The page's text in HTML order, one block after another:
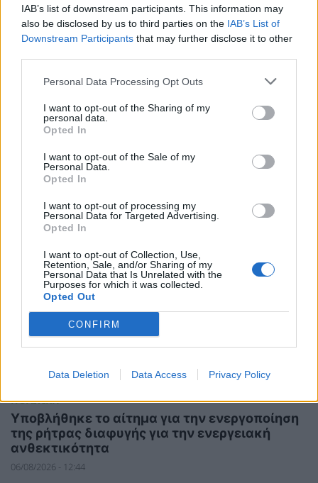
IAB’s list of downstream participants. This information may
also be disclosed by us to third parties on the IAB’s List of
Downstream Participants that may further disclose it to other
Personal Data Processing Opt Outs
I want to opt-out of the Sharing of my
personal data.
Opted In
I want to opt-out of the Sale of my
Personal Data.
Opted In
I want to opt-out of processing my
Personal Data for Targeted Advertising.
Opted In
I want to opt-out of Collection, Use,
Retention, Sale, and/or Sharing of my
Personal Data that Is Unrelated with the
Purposes for which it was collected.
Opted Out
CONFIRM
Data Deletion Data Access Privacy Policy
ΠΟΛΙΤΙΚΗ
Φρ. Παρασύρης: Βαφτίζουν «επιτυχία» τη
μεταφορά του λογαριασμού της Ρήτρας
Διαφυγής στους πολίτες
07/08/2026 - 12:13
ΠΟΛΙΤΙΚΗ
Υποβλήθηκε το αίτημα για την ενεργοποίηση
της ρήτρας διαφυγής για την ενεργειακή
ανθεκτικότητα
06/08/2026 - 12:44